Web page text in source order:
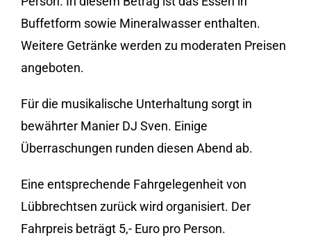
Buffetform sowie Mineralwasser enthalten.
Weitere Getränke werden zu moderaten Preisen
angeboten.
Für die musikalische Unterhaltung sorgt in
bewährter Manier DJ Sven. Einige
Überraschungen runden diesen Abend ab.
Eine entsprechende Fahrgelegenheit von
Lübbrechtsen zurück wird organisiert. Der
Fahrpreis beträgt 5,- Euro pro Person.